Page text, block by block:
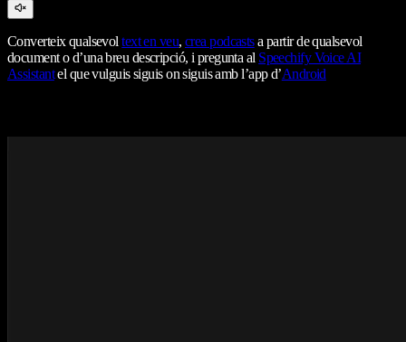
Converteix qualsevoltext en veu, crea podcastsa partir de qualsevol
document o d’una breu descripció, i pregunta al Speechify Voice AI
Assistantel que vulguis siguis on siguis amb l’app d’Android